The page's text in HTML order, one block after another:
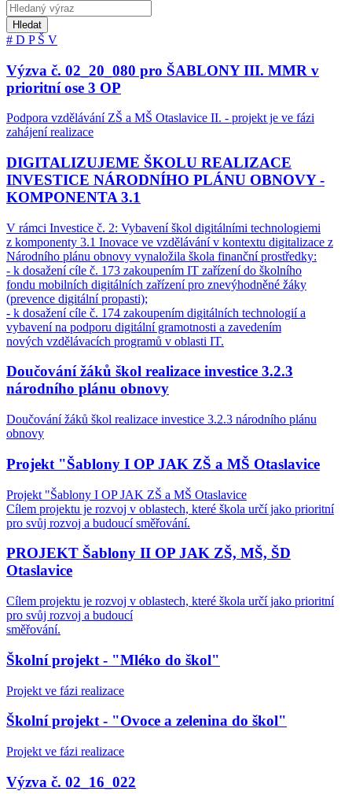
Hledat
# D P Š V
Výzva č. 02_20_080 pro ŠABLONY III. MMR v
prioritní ose 3 OP
Podpora vzdělávání ZŠ a MŠ Otaslavice II. - projekt je ve fázi
zahájení realizace
DIGITALIZUJEME ŠKOLU REALIZACE
INVESTICE NÁRODNÍHO PLÁNU OBNOVY -
KOMPONENTA 3.1
V rámci Investice č. 2: Vybavení škol digitálními technologiemi
z komponenty 3.1 Inovace ve vzdělávání v kontextu digitalizace z
Národního plánu obnovy vynaložila škola finanční prostředky:
- k dosažení cíle č. 173 zakoupením IT zařízení do školního
fondu mobilních digitálních zařízení pro znevýhodněné žáky
(prevence digitální propasti);
- k dosažení cíle č. 174 zakoupením digitálních technologií a
vybavení na podporu digitální gramotnosti a zavedením
nových vzdělávacích programů v oblasti IT.
Doučování žáků škol realizace investice 3.2.3
národního plánu obnovy
Doučování žáků škol realizace investice 3.2.3 národního plánu
obnovy
Projekt "Šablony I OP JAK ZŠ a MŠ Otaslavice
Projekt "Šablony I OP JAK ZŠ a MŠ Otaslavice
Cílem projektu je rozvoj v oblastech, které škola určí jako prioritní
pro svůj rozvoj a budoucí směřování.
PROJEKT Šablony II OP JAK ZŠ, MŠ, ŠD
Otaslavice
Cílem projektu je rozvoj v oblastech, které škola určí jako prioritní
pro svůj rozvoj a budoucí
směřování.
Školní projekt - "Mléko do škol"
Projekt ve fázi realizace
Školní projekt - "Ovoce a zelenina do škol"
Projekt ve fázi realizace
Výzva č. 02_16_022